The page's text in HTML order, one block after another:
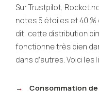
Sur Trustpilot,
notes 5 étoiles et 40
dit, cette distribution
fonctionne très bien
dans d’autres. Voici
Consommation